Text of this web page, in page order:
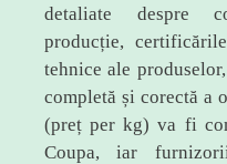
detaliate despre
producție,
tehnice ale
completă și corectă a
(preț per kg) va fi
Coupa, iar